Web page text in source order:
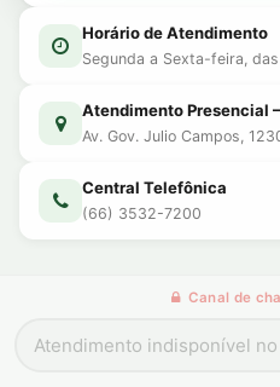
Horário de Atendimento
Segunda a Sexta-feira,
Atendimento Presencial
Av. Gov. Julio Campos,
Central Telefônica
(66) 3532-7200
Canal de